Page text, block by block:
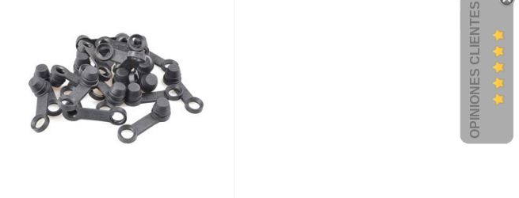
OPINIONES CLIENTES